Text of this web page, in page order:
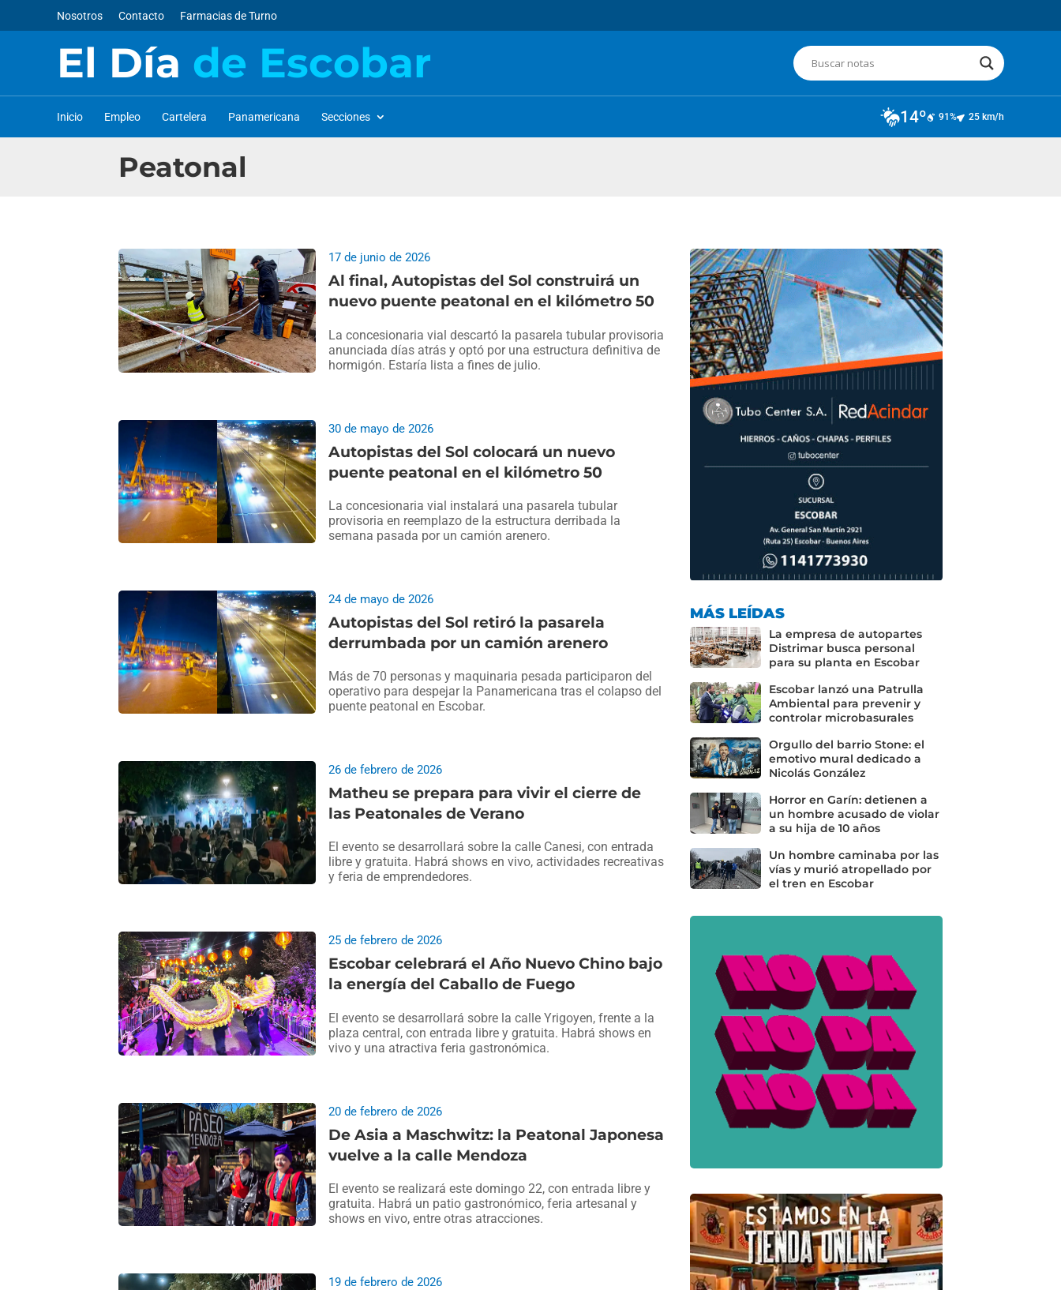
Nosotros Contacto Farmacias de Turno
El Día de Escobar
Inicio Empleo Cartelera Panamericana Secciones 14º 91% 25 km/h
Peatonal
Al final, Autopistas del Sol construirá un
nuevo puente peatonal en el kilómetro 50
17 de junio de 2026
La concesionaria vial descartó la pasarela tubular provisoria
anunciada días atrás y optó por una estructura definitiva de
hormigón. Estaría lista a fines de julio.
Autopistas del Sol colocará un nuevo
puente peatonal en el kilómetro 50
30 de mayo de 2026
La concesionaria vial instalará una pasarela tubular
provisoria en reemplazo de la estructura derribada la
semana pasada por un camión arenero.
Autopistas del Sol retiró la pasarela
derrumbada por un camión arenero
24 de mayo de 2026
Más de 70 personas y maquinaria pesada participaron del
operativo para despejar la Panamericana tras el colapso del
puente peatonal en Escobar.
Matheu se prepara para vivir el cierre de
las Peatonales de Verano
26 de febrero de 2026
El evento se desarrollará sobre la calle Canesi, con entrada
libre y gratuita. Habrá shows en vivo, actividades recreativas
y feria de emprendedores.
Escobar celebrará el Año Nuevo Chino bajo
la energía del Caballo de Fuego
25 de febrero de 2026
El evento se desarrollará sobre la calle Yrigoyen, frente a la
plaza central, con entrada libre y gratuita. Habrá shows en
vivo y una atractiva feria gastronómica.
De Asia a Maschwitz: la Peatonal Japonesa
vuelve a la calle Mendoza
20 de febrero de 2026
El evento se realizará este domingo 22, con entrada libre y
gratuita. Habrá un patio gastronómico, feria artesanal y
shows en vivo, entre otras atracciones.
19 de febrero de 2026
MÁS LEÍDAS
La empresa de autopartes
Distrimar busca personal
para su planta en Escobar
Escobar lanzó una Patrulla
Ambiental para prevenir y
controlar microbasurales
Orgullo del barrio Stone: el
emotivo mural dedicado a
Nicolás González
Horror en Garín: detienen a
un hombre acusado de violar
a su hija de 10 años
Un hombre caminaba por las
vías y murió atropellado por
el tren en Escobar